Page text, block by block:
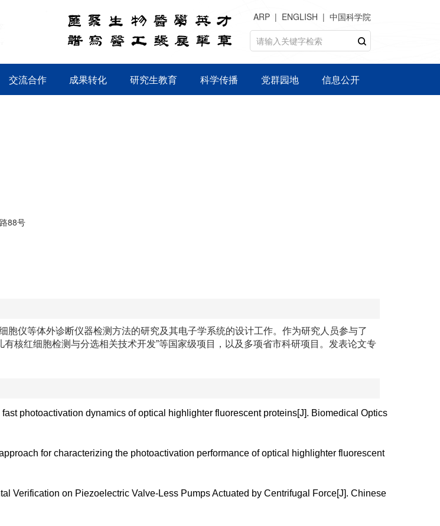
ARP ENGLISH 中国科学院
交流合作 成果转化 研究生教育 科学传播 党群园地 信息公开
88号
仪等体外诊断仪器检测方法的研究及其电子学系统的设计工作。作为研究人员参与了
有核红细胞检测与分选相关技术开发”等国家级项目，以及多项省市科研项目。发表论文专
photoactivation dynamics of optical highlighter fluorescent proteins[J]. Biomedical Optics
for characterizing the photoactivation performance of optical highlighter fluorescent
Verification on Piezoelectric Valve-Less Pumps Actuated by Centrifugal Force[J]. Chinese